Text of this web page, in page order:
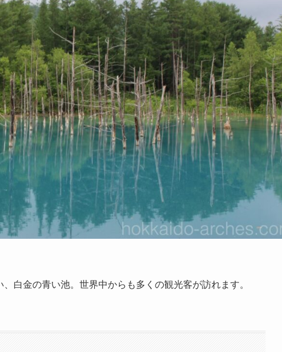
白金の青い池。世界中からも多くの観光客が訪れます。